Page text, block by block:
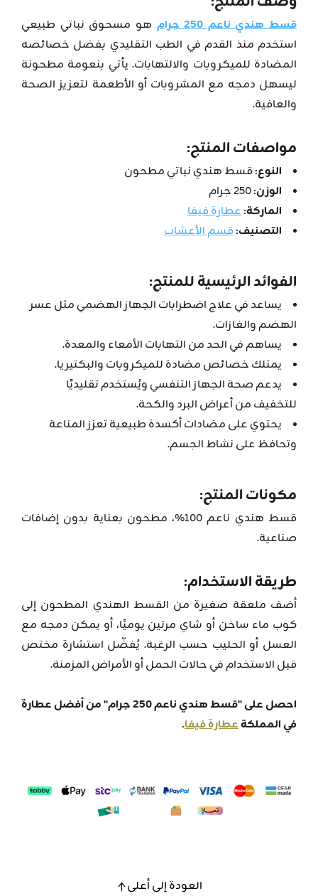
قسط هندي ناعم 250 جرام
هو مسحوق نباتي طبيعي
استخدم منذ القدم في الطب التقليدي بفضل خصائصه
المضادة للميكروبات والالتهابات. يأتي بنعومة مطحونة
ليسهل دمجه مع المشروبات أو الأطعمة لتعزيز الصحة
والعافية.
مواصفات المنتج:
النوع:قسط هندي نباتي مطحون
الوزن:
الماركة:عطارة فيفا
التصنيف:قسم الأعشاب
الفوائد الرئيسية للمنتج:
يساعد في علاج اضطرابات الجهاز الهضمي مثل عسر
الهضم والغازات.
يساهم في الحد من التهابات الأمعاء والمعدة.
يمتلك خصائص مضادة للميكروبات والبكتيريا.
يدعم صحة الجهاز التنفسي ويُستخدم تقليديًا
للتخفيف من أعراض البرد والكحة.
يحتوي على مضادات أكسدة طبيعية تعزز المناعة
وتحافظ على نشاط الجسم.
مكونات المنتج:
قسط هندي ناعم 100%، مطحون بعناية بدون إضافات
صناعية.
طريقة الاستخدام:
أضف ملعقة صغيرة من القسط الهندي المطحون إلى
كوب ماء ساخن أو شاي مرتين يوميًا، أو يمكن دمجه مع
العسل أو الحليب حسب الرغبة. يُفضّل استشارة مختص
قبل الاستخدام في حالات الحمل أو الأمراض المزمنة.
احصل على "قسط هندي ناعم 250 جرام" من أفضل عطارة
في المملكةعطارة فيفا.
العودة إلى أعلى